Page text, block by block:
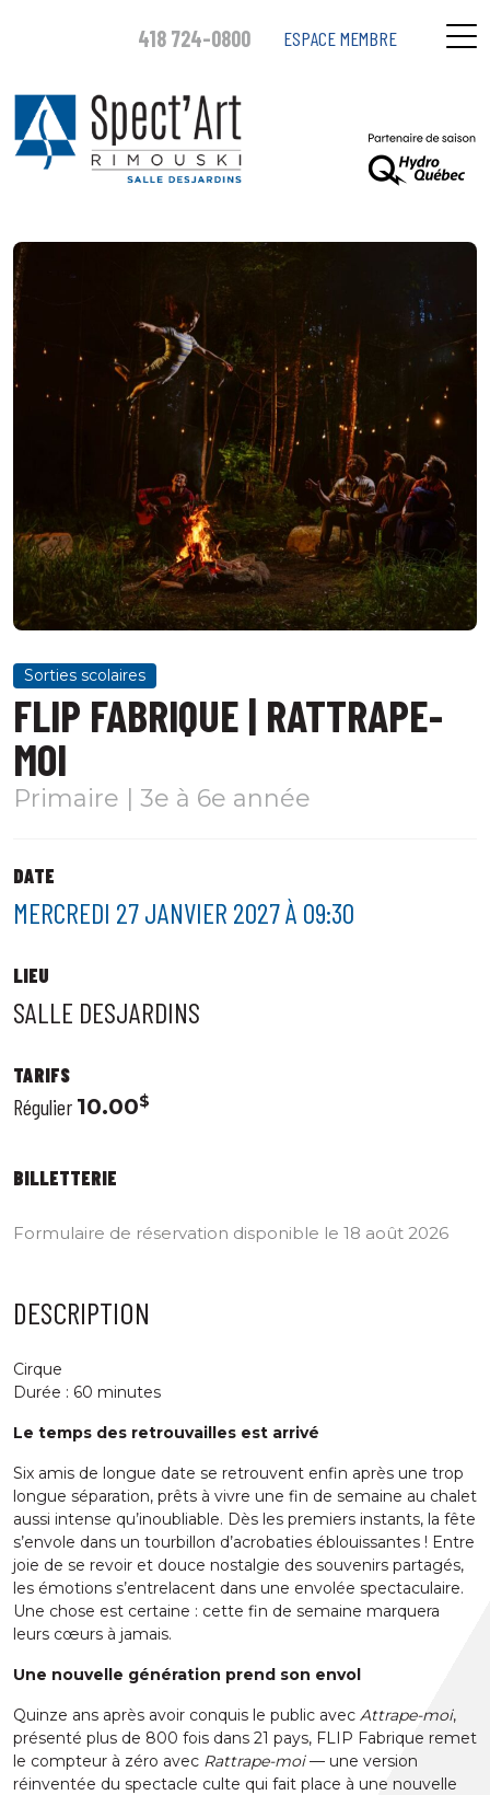
418 724-0800 ESPACE MEMBRE
Sorties scolaires
FLIP FABRIQUE | RATTRAPE-
MOI
Primaire | 3e à 6e année
DATE
MERCREDI 27 JANVIER 2027 À 09:30
LIEU
SALLE DESJARDINS
TARIFS
Régulier 10.00$
BILLETTERIE
Formulaire de réservation disponible le 18 août 2026
DESCRIPTION
Cirque
Durée : 60 minutes
Le temps des retrouvailles est arrivé
Six amis de longue date se retrouvent enfin après une trop
longue séparation, prêts à vivre une fin de semaine au chalet
aussi intense qu’inoubliable. Dès les premiers instants, la fête
s’envole dans un tourbillon d’acrobaties éblouissantes ! Entre
joie de se revoir et douce nostalgie des souvenirs partagés,
les émotions s’entrelacent dans une envolée spectaculaire.
Une chose est certaine : cette fin de semaine marquera
leurs cœurs à jamais.
Une nouvelle génération prend son envol
Quinze ans après avoir conquis le public avec Attrape-moi,
présenté plus de 800 fois dans 21 pays, FLIP Fabrique remet
le compteur à zéro avec Rattrape-moi— une version
réinventée du spectacle culte qui fait place à une nouvelle